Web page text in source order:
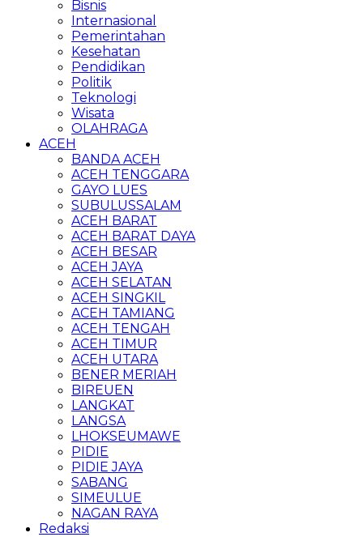
Bisnis
Internasional
Pemerintahan
Kesehatan
Pendidikan
Politik
Teknologi
Wisata
OLAHRAGA
ACEH
BANDA ACEH
ACEH TENGGARA
GAYO LUES
SUBULUSSALAM
ACEH BARAT
ACEH BARAT DAYA
ACEH BESAR
ACEH JAYA
ACEH SELATAN
ACEH SINGKIL
ACEH TAMIANG
ACEH TENGAH
ACEH TIMUR
ACEH UTARA
BENER MERIAH
BIREUEN
LANGKAT
LANGSA
LHOKSEUMAWE
PIDIE
PIDIE JAYA
SABANG
SIMEULUE
NAGAN RAYA
Redaksi